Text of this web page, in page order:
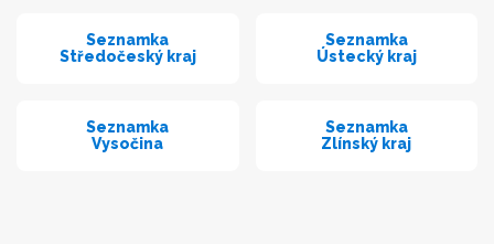
Seznamka
Středočeský kraj
Seznamka
Ústecký kraj
Seznamka
Vysočina
Seznamka
Zlínský kraj